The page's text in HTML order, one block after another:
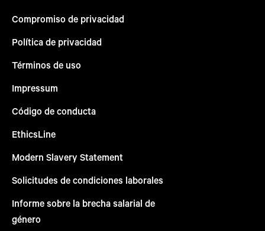
Compromiso de privacidad
Política de privacidad
Términos de uso
Impressum
Código de conducta
EthicsLine
Modern Slavery Statement
Solicitudes de condiciones laborales
Informe sobre la brecha salarial de
género